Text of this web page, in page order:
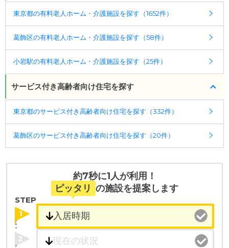
・全国10000件の介護施設情報を掲載
幅広い選択肢の中から、条件にあった施設を選ぶ
ことができます。
たとえば「カラオケ」「麻雀」が楽しめる施設、
医療・看護体制から施設を探すこともできます。
ケアスル 介護では詳細な料金プランをご確認頂けま
す。詳しくはこちら 。
◎ケアスル 介護の3つの特徴
ポート
入居相談：
0120-579-721
受付時間：10：00～19：00
・全国10000件の介護施設情報を掲載
幅広い選択肢の中から、条件にあった施設を選ぶ
ことができます。
たとえば「カラオケ」「麻雀」が楽しめる施設、
「夫婦入居可」の施設、「看取り可」の施設など、
医療・看護体制から施設を探すこともできます。
「東新小岩四丁目」で下車→徒歩10分
東京都の有料老人ホーム・介護施設を探す（1652件）
葛飾区の有料老人ホーム・介護施設を探す（58件）
小岩駅の有料老人ホーム・介護施設を探す（25件）
サービス付き高齢者向け住宅を探す
東京都のサービス付き高齢者向け住宅を探す（332件）
葛飾区のサービス付き高齢者向け住宅を探す（20件）
約7秒に1人が利用！
ピッタリ の施設を提案します
STEP
1
2